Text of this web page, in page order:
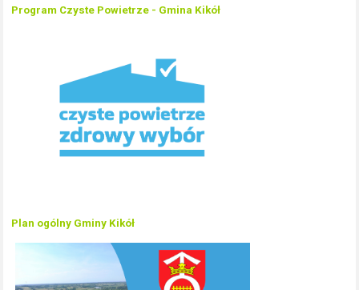
Program Czyste Powietrze - Gmina Kikół
Plan ogólny Gminy Kikół